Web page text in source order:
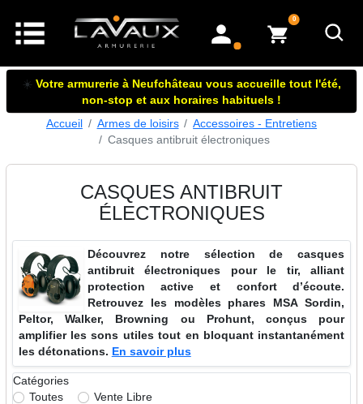
mon compte
0articles dans le panier
☀️ Votre armurerie à Neufchâteau vous accueille tout l'été,
non-stop et aux horaires habituels !
Accueil
Armes de loisirs
Accessoires - Entretiens
Casques antibruit électroniques
CASQUES ANTIBRUIT
ÉLECTRONIQUES
Découvrez notre sélection de casques
antibruit électroniques pour le tir, alliant
protection active et confort d’écoute.
Retrouvez les modèles phares MSA Sordin,
Peltor, Walker, Browning ou Prohunt, conçus pour
amplifier les sons utiles tout en bloquant instantanément
les détonations. En savoir plus
Catégories
Toutes
Vente Libre